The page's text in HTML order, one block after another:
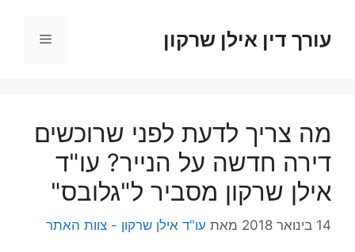
עורך דין אילן שרקון תפריט
מה צריך לדעת לפני שרוכשים
דירה חדשה על הנייר? עו"ד
אילן שרקון מסביר ל"גלובס"
14 בינואר 2018 מאת עו"ד אילן שרקון - צוות האתר